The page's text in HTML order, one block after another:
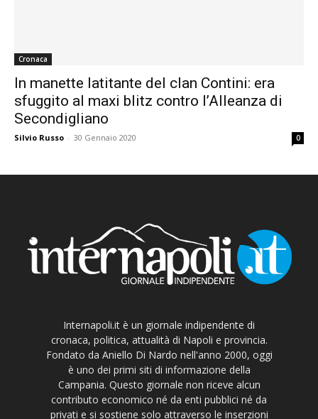
Cronaca
In manette latitante del clan Contini: era
sfuggito al maxi blitz contro l’Alleanza di
Secondigliano
Silvio Russo - 30 Gennaio 2020 0
Internapoli.it è un giornale indipendente di
cronaca, politica, attualità di Napoli e provincia.
Fondato da Aniello Di Nardo nell'anno 2000, oggi
è uno dei primi siti di informazione della
Campania. Questo giornale non riceve alcun
contributo economico né da enti pubblici né da
privati e si sostiene solo attraverso le inserzioni